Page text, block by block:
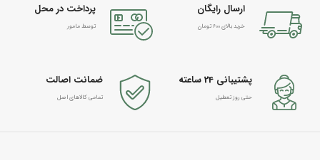
ارسال رایگان
خرید بالای 600 تومان
پرداخت در محل
توسط مامور
پشتیبانی 24 ساعته
حتی روز تعطیل
ضمانت اصالت
تمامی کالاهای اصل